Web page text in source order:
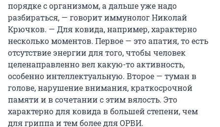
порядке с организмом, а дальше уже надо
разбираться, — говорит иммунолог Николай
Крючков. — Для ковида, например, характерно
несколько моментов. Первое — это апатия, то есть
отсутствие энергии для того, чтобы человек
целенаправленно вел какую-то активность,
особенно интеллектуальную. Второе — туман в
голове, нарушение внимания, краткосрочной
памяти и в сочетании с этим вялость. Это
характерно для ковида в большей степени, чем
для гриппа и тем более для ОРВИ.